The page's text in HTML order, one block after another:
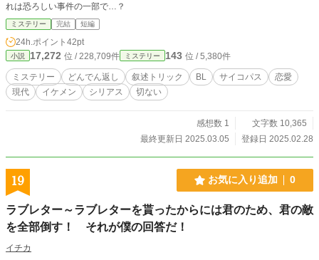
れは恐ろしい事件の一部で…？
ミステリー 完結 短編
24h.ポイント 42pt
小説 17,272 位 / 228,709件 ミステリー 143 位 / 5,380件
ミステリー どんでん返し 叙述トリック BL サイコパス
恋愛
現代
イケメン シリアス 切ない
感想数 1
文字数 10,365
最終更新日 2025.03.05
登録日 2025.02.28
19 お気に入り追加 0
ラブレター～ラブレターを貰ったからには君のため、君の敵
を全部倒す！ それが僕の回答だ！
イチカ